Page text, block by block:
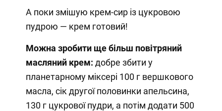
А поки змішую крем-сир із цукровою
пудрою — крем готовий!
Можна зробити ще більш повітряний
масляний крем: добре збити у
планетарному міксері 100 г вершкового
масла, сік другої половинки апельсина,
130 г цукрової пудри, а потім додати 500